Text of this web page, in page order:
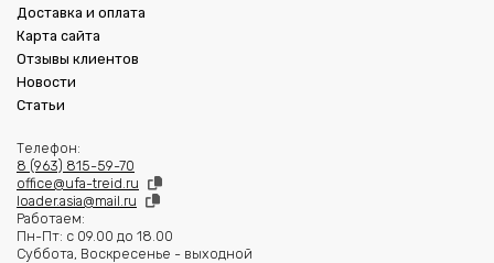
Доставка и оплата
Карта сайта
Отзывы клиентов
Новости
Статьи
Телефон:
8 (963) 815-59-70
office@ufa-treid.ru
loader.asia@mail.ru
Работаем:
Пн-Пт: с 09.00 до 18.00
Суббота, Воскресенье - выходной